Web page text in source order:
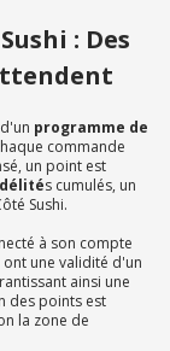
: Des
programme de
commande
un point est
s cumulés, un
Sushi.
à son compte
ont une validité d'un
ainsi une
des points est
la zone de